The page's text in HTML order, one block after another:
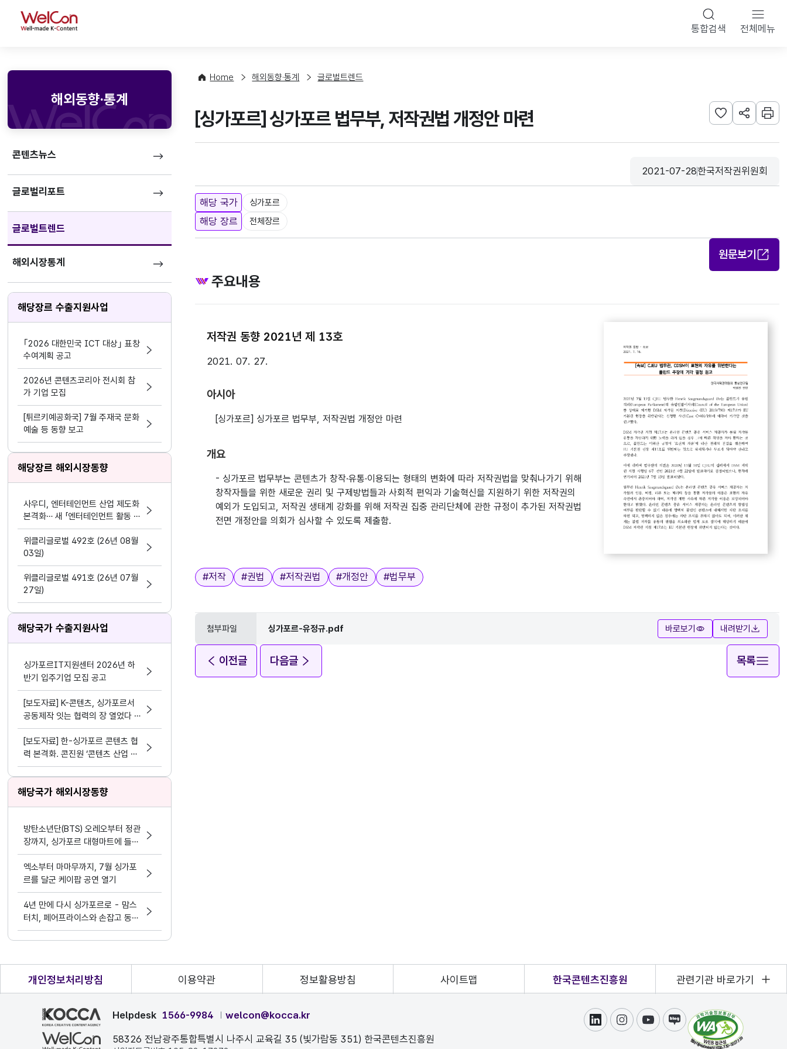
WelCon 통합검색 전체메뉴
해외동향·통계
콘텐츠뉴스
글로벌리포트
글로벌트렌드
해외시장통계
해당장르 수출지원사업
｢2026 대한민국 ICT 대상｣ 표창
수여계획 공고
2026년 콘텐츠코리아 전시회 참
가 기업 모집
[튀르키예공화국] 7월 주재국 문화
예술 등 동향 보고
해당장르 해외시장동향
사우디, 엔터테인먼트 산업 제도화
본격화… 새 「엔터테인먼트 활동 및
지원 활동법」 제정
위클리글로벌 492호 (26년 08월
03일)
위클리글로벌 491호 (26년 07월
27일)
해당국가 수출지원사업
싱가포르IT지원센터 2026년 하
반기 입주기업 모집 공고
[보도자료] K-콘텐츠, 싱가포르서
공동제작 잇는 협력의 장 열었다 콘
진원, ‘K-콘텐츠 IP 엑셀레이트 데
이 2026’성료
[보도자료] 한-싱가포르 콘텐츠 협
력 본격화. 콘진원 ‘콘텐츠 산업 생
태계 교류·연수 프로그램’ 성료
해당국가 해외시장동향
방탄소년단(BTS) 오레오부터 정관
장까지, 싱가포르 대형마트에 들어
온 ‘생활 속 한류’
엑소부터 마마무까지, 7월 싱가포
르를 달군 케이팝 공연 열기
4년 만에 다시 싱가포르로 - 맘스
터치, 페어프라이스와 손잡고 동남
아 공략
Home 해외동향·통계 글로벌트렌드
[싱가포르] 싱가포르 법무부, 저작권법 개정안 마련 관심사 등록하기
URL 공유하
인쇄
등록일
2021-07-28
수집기관
한국저작권위원회
해당 국가 싱가포르
해당 장르 전체장르
원문보기
주요내용
저작권 동향 2021년 제 13호
2021. 07. 27.
아시아
[싱가포르] 싱가포르 법무부, 저작권법 개정안 마련
개요
- 싱가포르 법무부는 콘텐츠가 창작·유통·이용되는 형태의 변화에 따라 저작권법을 맞춰나가기 위해
창작자들을 위한 새로운 권리 및 구제방법들과 사회적 편익과 기술혁신을 지원하기 위한 저작권의
예외가 도입되고, 저작권 생태계 강화를 위해 저작권 집중 관리단체에 관한 규정이 추가된 저작권법
전면 개정안을 의회가 심사할 수 있도록 제출함.
태그
#저작 #권법 #저작권법 #개정안 #법무부
첨부파일 싱가포르-유정규.pdf 바로보기 내려받기
이전글 다음글 목록
개인정보처리방침 이용약관 정보활용방침 사이트맵 한국콘텐츠진흥원 관련기관 바로가기
Helpdesk 1566-9984 welcon@kocca.kr
58326 전남광주통합특별시 나주시 교육길 35 (빛가람동 351) 한국콘텐츠진흥원
링크드인인스타그램
유튜브블로그